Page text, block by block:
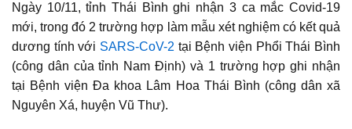
Ngày 10/11, tỉnh Thái Bình ghi nhận 3 ca mắc Covid-19
mới, trong đó 2 trường hợp làm mẫu xét nghiệm có kết quả
dương tính với SARS-CoV-2 tại Bệnh viện Phổi Thái Bình
(công dân của tỉnh Nam Định) và 1 trường hợp ghi nhận
tại Bệnh viện Đa khoa Lâm Hoa Thái Bình (công dân xã
Nguyên Xá, huyện Vũ Thư).